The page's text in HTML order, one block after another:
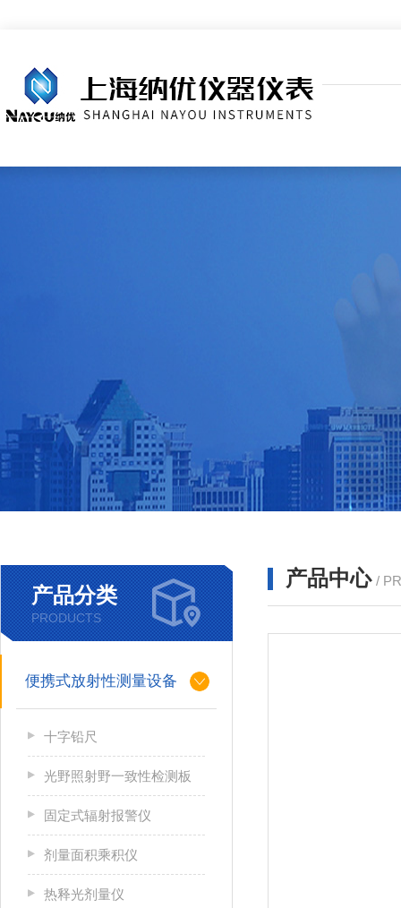
产品分类
PRODUCTS
便携式放射性测量设备
十字铅尺
光野照射野一致性检测板
固定式辐射报警仪
剂量面积乘积仪
热释光剂量仪
产品中心 /